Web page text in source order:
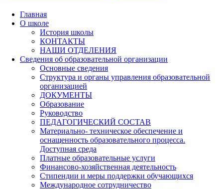
Главная
О школе
История школы
КОНТАКТЫ
НАШИ ОТДЕЛЕНИЯ
Сведения об образовательной организации
Основные сведения
Структура и органы управления образовательной
организацией
ДОКУМЕНТЫ
Образование
Руководство
ПЕДАГОГИЧЕСКИЙ СОСТАВ
Материально- техническое обеспечение и
оснащенность образовательного процесса.
Доступная среда
Платные образовательные услуги
Финансово-хозяйственная деятельность
Стипендии и меры поддержки обучающихся
Международное сотрудничество